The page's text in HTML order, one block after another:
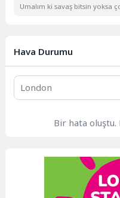
Umalım ki savaş bitsin yoksa
Hava Durumu
Bir hata